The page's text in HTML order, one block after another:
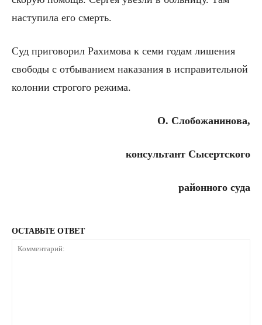
наступила его смерть.
Суд приговорил Рахимова к семи годам лишения
свободы с отбыванием наказания в исправительной
колонии строгого режима.
О. Слобожанинова,
консультант Сысертского
районного суда
ОСТАВЬТЕ ОТВЕТ